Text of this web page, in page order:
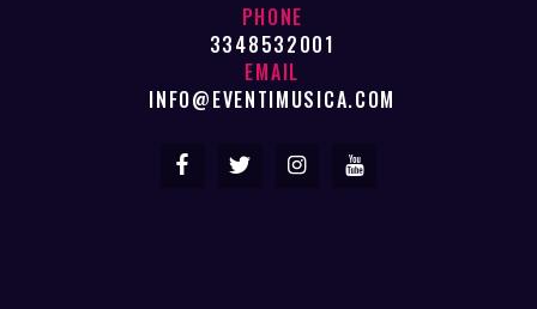
PHONE
3348532001
EMAIL
INFO@EVENTIMUSICA.COM